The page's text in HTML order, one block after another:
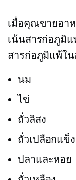
เมื่อคุณขายอา
เน้นสารก่อภูมิ
สารก่อภูมิแพ้ใ
นม
ไข่
ถั่วลิสง
ถั่วเปลือกแข็
ปลาและหอย